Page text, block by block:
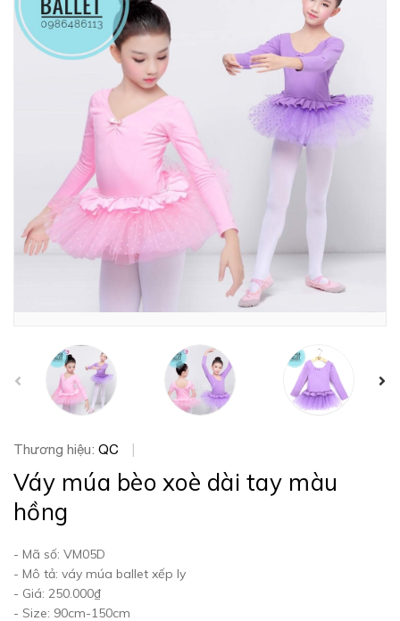
prev
Thương hiệu: QC
Váy múa bèo xoè dài tay màu
hồng
- Mã số: VM05D
- Mô tả: váy múa ballet xếp ly
- Giá: 250.000₫
- Size: 90cm-150cm